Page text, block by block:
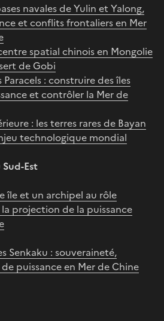
navales de Yulin et Yalong,
et conflits frontaliers en Mer
spatial chinois en Mongolie
de Gobi
Paracels : construire des îles
et contrôler la Mer de
: les terres rares de Bayan
technologique mondial
Sud-Est
île et un archipel au rôle
projection de la puissance
Senkaku : souveraineté,
puissance en Mer de Chine